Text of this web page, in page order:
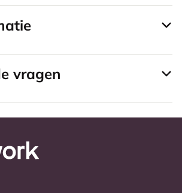
vragen